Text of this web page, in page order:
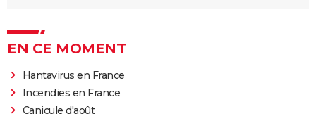
EN CE MOMENT
Hantavirus en France
Incendies en France
Canicule d'août